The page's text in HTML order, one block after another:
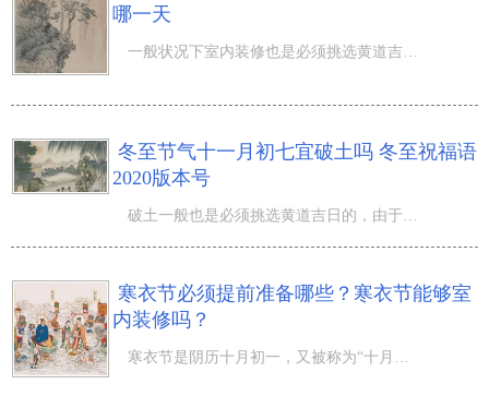
哪一天
冬至节气十一月初七宜破土吗 冬至祝福语
2020版本号
寒衣节必须提前准备哪些？寒衣节能够室
内装修吗？